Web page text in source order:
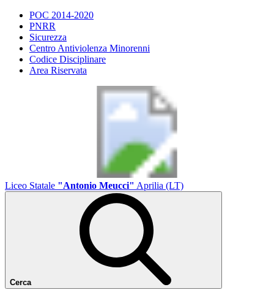
POC 2014-2020
PNRR
Sicurezza
Centro Antiviolenza Minorenni
Codice Disciplinare
Area Riservata
Liceo Statale "Antonio Meucci" Aprilia (LT)
Cerca